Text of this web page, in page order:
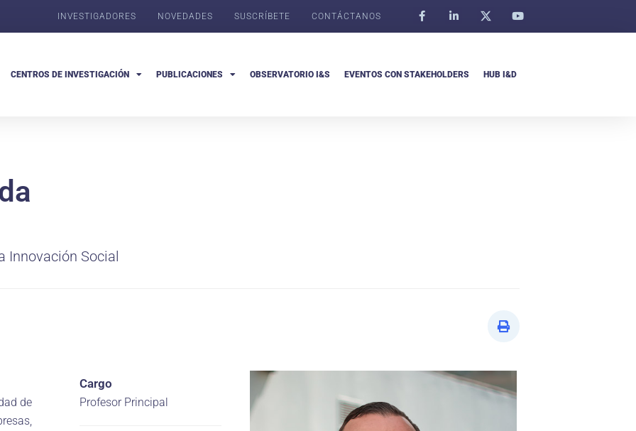
INVESTIGADORES NOVEDADES SUSCRÍBETE CONTÁCTANOS
CENTROS DE INVESTIGACIÓN PUBLICACIONES OBSERVATORIO I&S EVENTOS CON STAKEHOLDERS HUB I&D
Innovación Social
de
Cargo
Profesor Principal